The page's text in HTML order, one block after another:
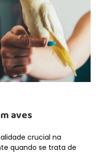
aves
crucial na
quando se trata de